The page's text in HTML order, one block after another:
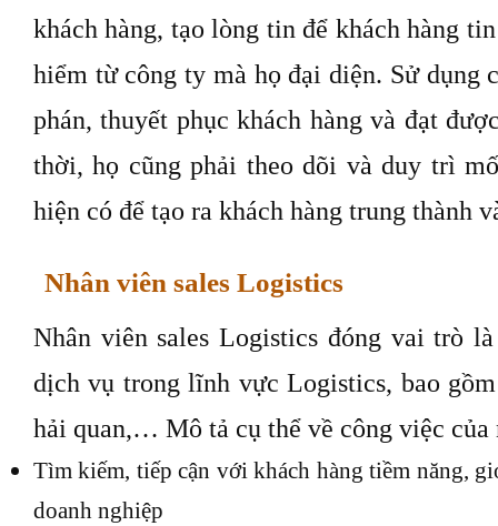
khách hàng, tạo lòng tin để khách hàng
hiểm từ công ty mà họ đại diện. Sử dụng
phán, thuyết phục khách hàng và đạt
thời, họ cũng phải theo dõi và duy trì
hiện có để tạo ra khách hàng trung thành
Nhân viên sales Logistics
Nhân viên sales Logistics đóng vai trò
dịch vụ trong lĩnh vực Logistics, bao
hải quan,… Mô tả cụ thể về công việc của
Tìm kiếm, tiếp cận với khách hàng tiềm năng,
doanh nghiệp